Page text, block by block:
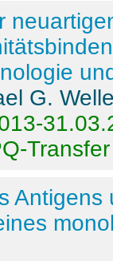
G.
Transfer